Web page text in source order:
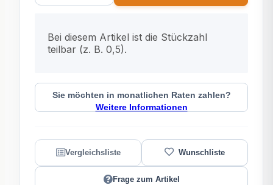
Bei diesem Artikel ist die Stückzahl
teilbar (z. B. 0,5).
Sie möchten in monatlichen Raten zahlen?
Weitere Informationen
Frage zum Artikel